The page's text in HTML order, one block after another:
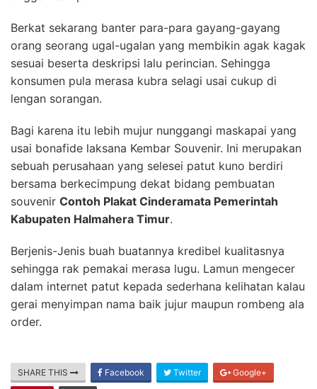
Berkat sekarang banter para-para gayang-gayang
orang seorang ugal-ugalan yang membikin agak kagak
sesuai beserta deskripsi lalu perincian. Sehingga
konsumen pula merasa kubra selagi usai cukup di
lengan sorangan.
Bagi karena itu lebih mujur nunggangi maskapai yang
usai bonafide laksana Kembar Souvenir. Ini merupakan
sebuah perusahaan yang selesei patut kuno berdiri
bersama berkecimpung dekat bidang pembuatan
souvenir Contoh Plakat Cinderamata Pemerintah
Kabupaten Halmahera Timur.
Berjenis-Jenis buah buatannya kredibel kualitasnya
sehingga rak pemakai merasa lugu. Lamun mengecer
dalam internet patut kepada sederhana kelihatan kalau
gerai menyimpan nama baik jujur maupun rombeng ala
order.
SHARE THIS Facebook Twitter Google+